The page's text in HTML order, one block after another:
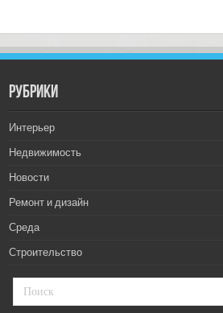
РУбрики
Интерьер
Недвижимость
Новости
Ремонт и дизайн
Среда
Строительство